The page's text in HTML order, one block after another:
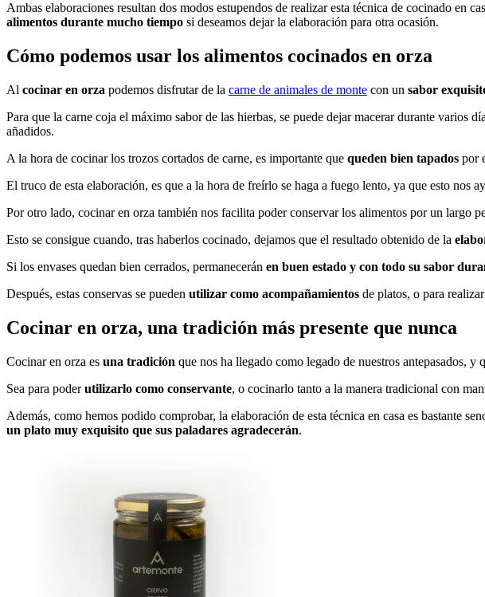
Ambas elaboraciones resultan dos modos estupendos de realizar esta técnica de cocinado en
alimentos durante mucho tiempo si deseamos dejar la elaboración para otra ocasión.
Cómo podemos usar los alimentos cocinados en orza
Al cocinar en orza podemos disfrutar de la carne de animales de monte con un sabor
Para que la carne coja el máximo sabor de las hierbas, se puede dejar macerar durante varios
añadidos.
A la hora de cocinar los trozos cortados de carne, es importante que queden bien tapados por
El truco de esta elaboración, es que a la hora de freírlo se haga a fuego lento, ya que esto nos
Por otro lado, cocinar en orza también nos facilita poder conservar los alimentos por un largo
Esto se consigue cuando, tras haberlos cocinado, dejamos que el resultado obtenido de la
Si los envases quedan bien cerrados, permanecerán en buen estado y con todo su sabor
Después, estas conservas se pueden utilizar como acompañamientos de platos, o para
Cocinar en orza, una tradición más presente que nunca
Cocinar en orza es una tradición que nos ha llegado como legado de nuestros antepasados,
Sea para poderutilizarlo como conservante, o cocinarlo tanto a la manera tradicional con
Además, como hemos podido comprobar, la elaboración de esta técnica en casa es bastante
un plato muy exquisito que sus paladares agradecerán.